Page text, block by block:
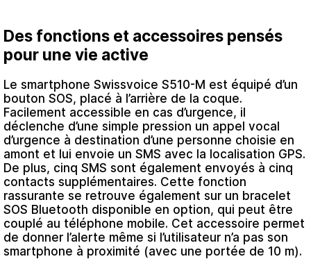
Des fonctions et accessoires pensés
pour une vie active
Le smartphone Swissvoice S510-M est équipé d’un
bouton SOS, placé à l’arrière de la coque.
Facilement accessible en cas d’urgence, il
déclenche d’une simple pression un appel vocal
d’urgence à destination d’une personne choisie en
amont et lui envoie un SMS avec la localisation GPS.
De plus, cinq SMS sont également envoyés à cinq
contacts supplémentaires. Cette fonction
rassurante se retrouve également sur un bracelet
SOS Bluetooth disponible en option, qui peut être
couplé au téléphone mobile. Cet accessoire permet
de donner l’alerte même si l’utilisateur n’a pas son
smartphone à proximité (avec une portée de 10 m).